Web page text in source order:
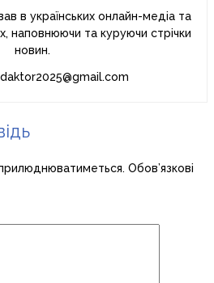
в українських онлайн-медіа та
наповнюючи та куруючи стрічки
новин.
Обов’язкові